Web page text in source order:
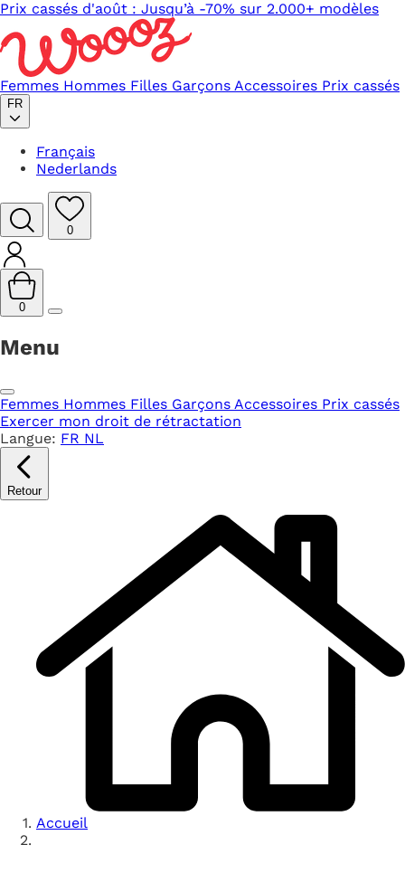
Prix cassés d'août : Jusqu’à -70% sur 2.000+ modèles
Femmes Hommes Filles Garçons Accessoires Prix cassés
FR
Français
Nederlands
0
0
Menu
Femmes Hommes Filles Garçons Accessoires Prix cassés
Exercer mon droit de rétractation
Langue: FR NL
Retour
Accueil